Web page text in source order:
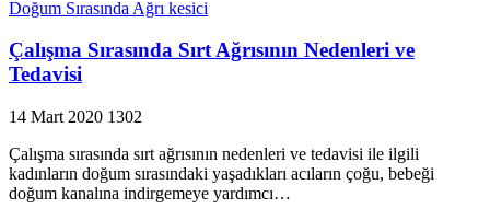
Doğum Sırasında Ağrı kesici
Çalışma Sırasında Sırt Ağrısının Nedenleri ve
Tedavisi
14 Mart 2020 1302
Çalışma sırasında sırt ağrısının nedenleri ve tedavisi ile ilgili
kadınların doğum sırasındaki yaşadıkları acıların çoğu, bebeği
doğum kanalına indirgemeye yardımcı…